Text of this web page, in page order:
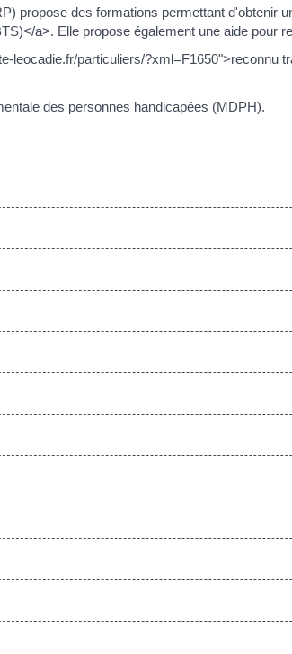
propose des formations permettant d'obtenir
a>. Elle propose également une aide pour
leocadie.fr/particuliers/?xml=F1650">reconnu
des personnes handicapées (MDPH).